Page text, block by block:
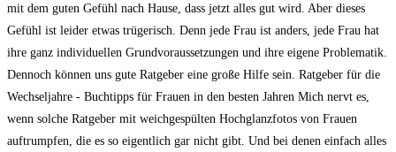
mit dem guten Gefühl nach Hause, dass jetzt alles gut wird. Aber dieses
Gefühl ist leider etwas trügerisch. Denn jede Frau ist anders, jede Frau hat
ihre ganz individuellen Grundvoraussetzungen und ihre eigene Problematik.
Dennoch können uns gute Ratgeber eine große Hilfe sein. Ratgeber für die
Wechseljahre - Buchtipps für Frauen in den besten Jahren Mich nervt es,
wenn solche Ratgeber mit weichgespülten Hochglanzfotos von Frauen
auftrumpfen, die es so eigentlich gar nicht gibt. Und bei denen einfach alles